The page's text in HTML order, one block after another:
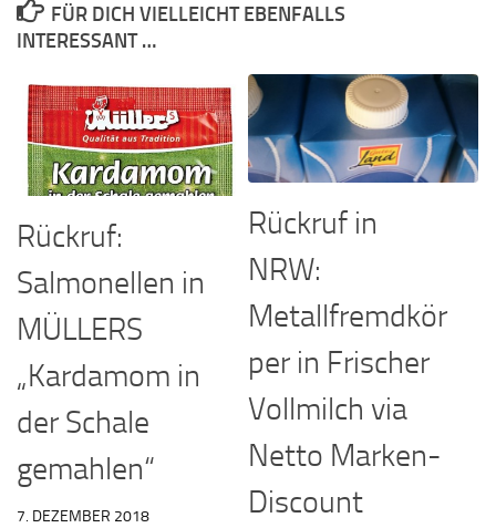
FÜR DICH VIELLEICHT EBENFALLS
INTERESSANT …
Rückruf:
Salmonellen in
MÜLLERS
„Kardamom in
der Schale
gemahlen“
7. DEZEMBER 2018
Rückruf in
NRW:
Metallfremdkör
per in Frischer
Vollmilch via
Netto Marken-
Discount